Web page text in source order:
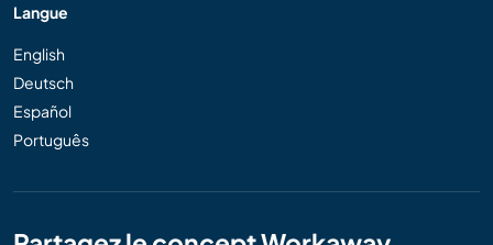
Langue
English
Deutsch
Español
Português